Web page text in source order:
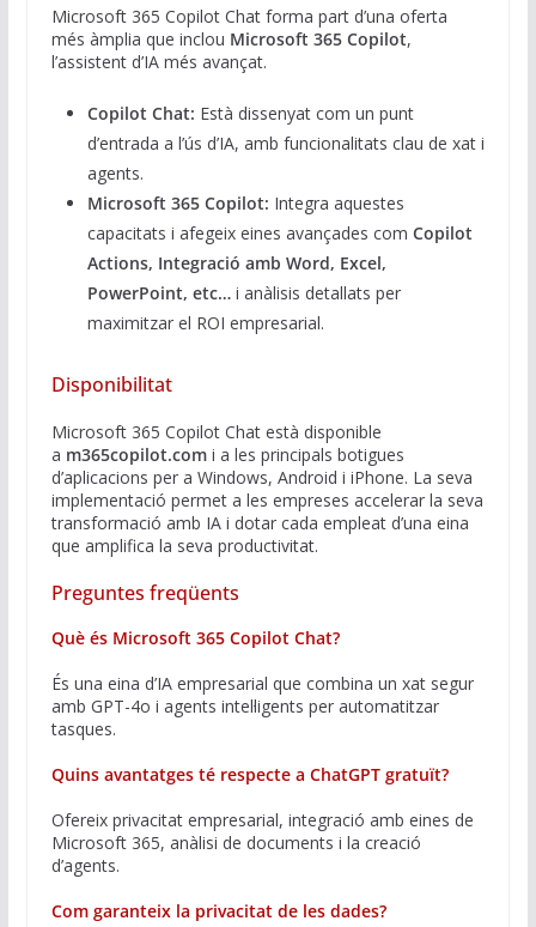
Microsoft 365 Copilot Chat forma part d’una oferta
més àmplia que inclou Microsoft 365 Copilot,
l’assistent d’IA més avançat.
Copilot Chat: Està dissenyat com un punt
d’entrada a l’ús d’IA, amb funcionalitats clau de xat i
agents.
Microsoft 365 Copilot: Integra aquestes
capacitats i afegeix eines avançades com Copilot
Actions, Integració amb Word, Excel,
PowerPoint, etc…i anàlisis detallats per
maximitzar el ROI empresarial.
Disponibilitat
Microsoft 365 Copilot Chat està disponible
a m365copilot.comi a les principals botigues
d’aplicacions per a Windows, Android i iPhone. La seva
implementació permet a les empreses accelerar la seva
transformació amb IA i dotar cada empleat d’una eina
que amplifica la seva productivitat.
Preguntes freqüents
Què és Microsoft 365 Copilot Chat?
És una eina d’IA empresarial que combina un xat segur
amb GPT-4o i agents intel·ligents per automatitzar
tasques.
Quins avantatges té respecte a ChatGPT gratuït?
Ofereix privacitat empresarial, integració amb eines de
Microsoft 365, anàlisi de documents i la creació
d’agents.
Com garanteix la privacitat de les dades?